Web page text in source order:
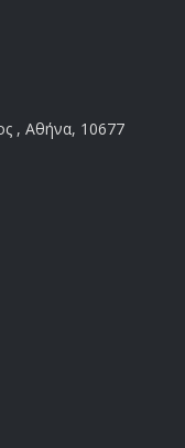
, Αθήνα, 10677